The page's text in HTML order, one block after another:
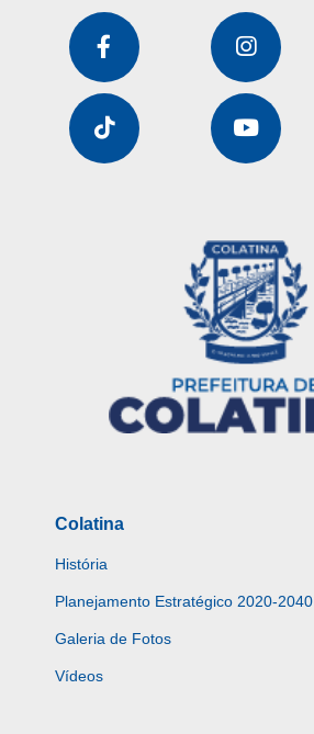
Colatina
História
Planejamento Estratégico 2020-2040
Galeria de Fotos
Vídeos